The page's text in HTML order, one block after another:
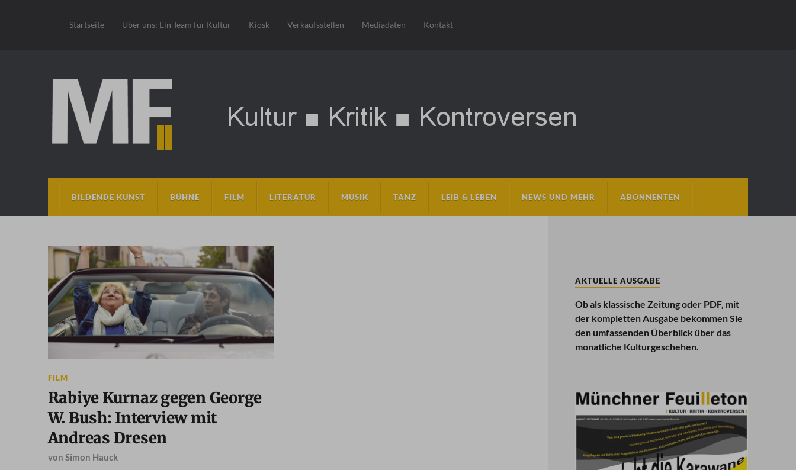
Startseite Über uns: Ein Team für Kultur Kiosk Verkaufsstellen Mediadaten Kontakt
BILDENDE KUNST BÜHNE FILM LITERATUR MUSIK TANZ LEIB & LEBEN NEWS UND MEHR ABONNENTEN
FILM
Rabiye Kurnaz gegen George
W. Bush: Interview mit
Andreas Dresen
von Simon Hauck
AKTUELLE AUSGABE
Ob als klassische Zeitung oder PDF, mit
der kompletten Ausgabe bekommen Sie
den umfassenden Überblick über das
monatliche Kulturgeschehen.